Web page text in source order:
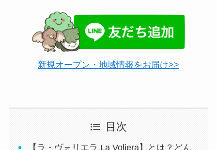
新規オープン・地域情報をお届け>>
目次
【ラ・ヴォリエラ La Voliera】とは？どん